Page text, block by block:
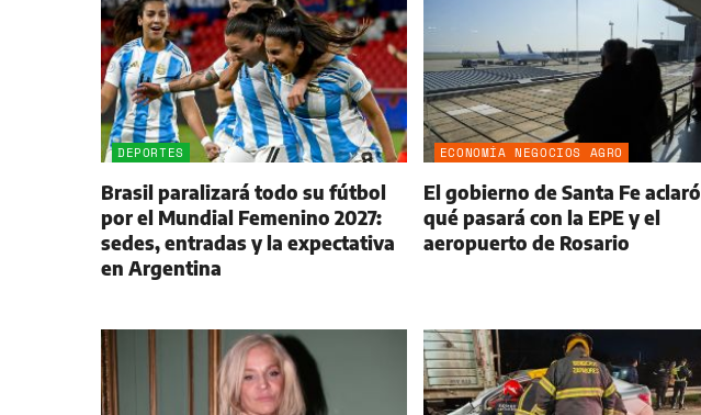
DEPORTES
Brasil paralizará todo su fútbol
por el Mundial Femenino 2027:
sedes, entradas y la expectativa
en Argentina
ECONOMÍA NEGOCIOS AGRO
El gobierno de Santa Fe aclaró
qué pasará con la EPE y el
aeropuerto de Rosario